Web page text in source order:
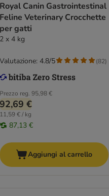
Royal Canin Gastrointestinal
Feline Veterinary Crocchette
per gatti
2 x 4 kg
Prezzo reg. 95,98 €
92,69 €
11,59 € / kg
87,13 €
Valutazione: 4.8/5 (82)
Aggiungi al carrello